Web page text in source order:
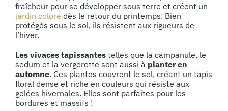
fraîcheur pour se développer sous terre et créent un
jardin coloré dès le retour du printemps. Bien
protégés sous le sol, ils résistent aux rigueurs de
l’hiver.
Les vivaces tapissantes telles que la campanule, le
sedum et la vergerette sont aussi à planter en
automne. Ces plantes couvrent le sol, créant un tapis
floral dense et riche en couleurs qui résiste aux
gelées hivernales. Elles sont parfaites pour les
bordures et massifs !